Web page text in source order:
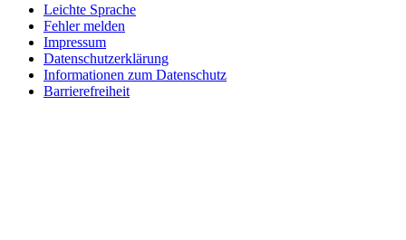
Leichte Sprache
Fehler melden
Impressum
Datenschutzerklärung
Informationen zum Datenschutz
Barrierefreiheit